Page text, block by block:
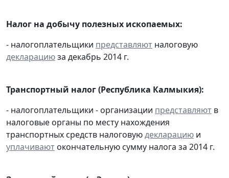
Налог на добычу полезных ископаемых:
- налогоплательщики представляют налоговую
декларациюза декабрь 2014 г.
Транспортный налог (Республика Калмыкия):
- налогоплательщики - организации представляют в
налоговые органы по месту нахождения
транспортных средств налоговуюдекларацию и
уплачивают окончательную сумму налога за 2014 г.